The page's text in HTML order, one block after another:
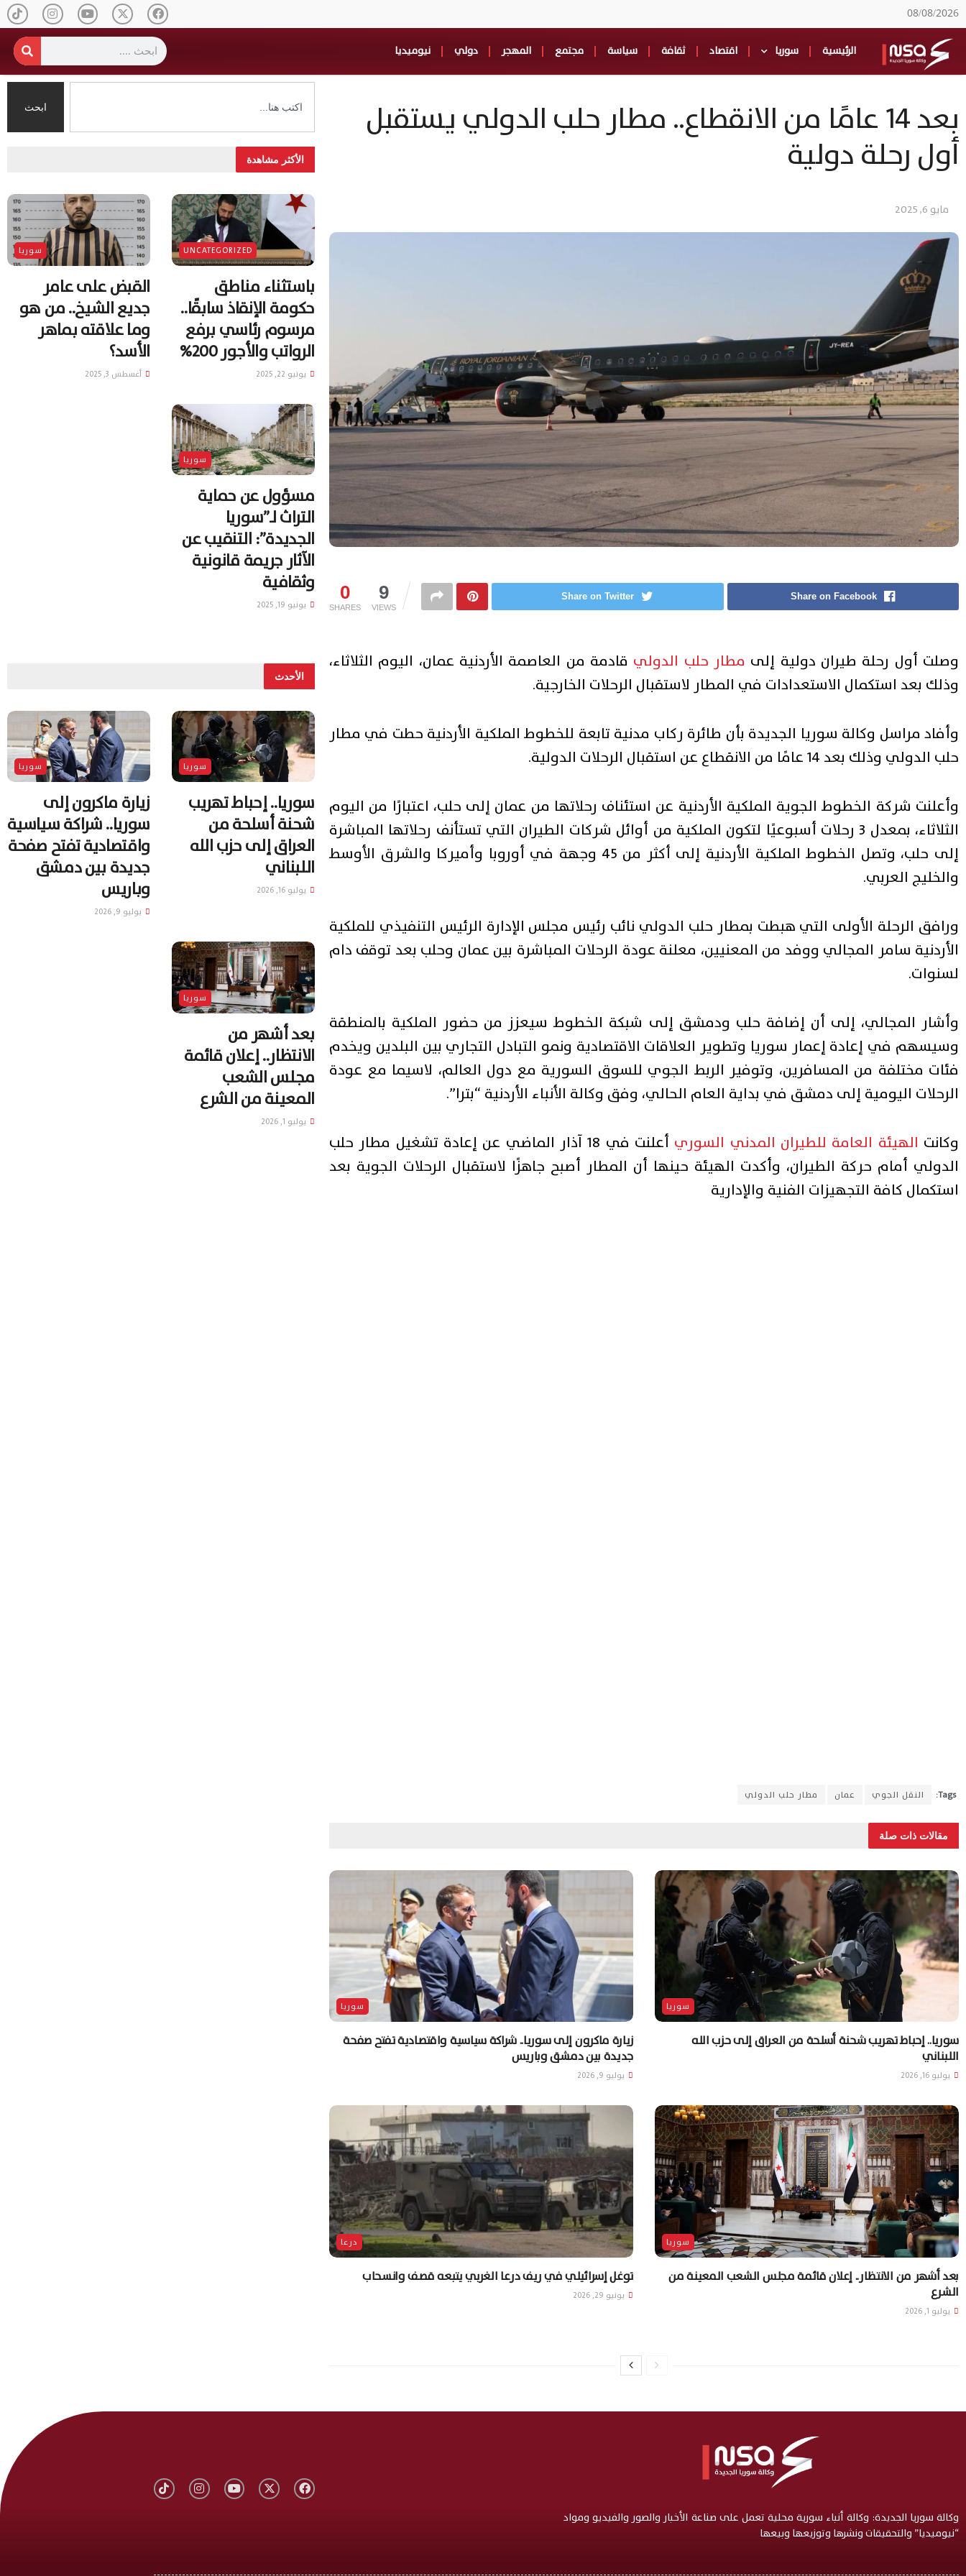
08/08/2026
الرئيسية سوريا اقتصاد ثقافة سياسة مجتمع المهجر دولي نيوميديا
بعد 14 عامًا من الانقطاع.. مطار حلب الدولي يستقبل
أول رحلة دولية
مايو 6, 2025
0
SHARES
9
VIEWS
Share on Facebook
Share on Twitter
وصلت أول رحلة طيران دولية إلى مطار حلب الدولي قادمة من العاصمة الأردنية عمان، اليوم الثلاثاء،
وذلك بعد استكمال الاستعدادات في المطار لاستقبال الرحلات الخارجية.
وأفاد مراسل وكالة سوريا الجديدة بأن طائرة ركاب مدنية تابعة للخطوط الملكية الأردنية حطت في مطار
حلب الدولي وذلك بعد 14 عامًا من الانقطاع عن استقبال الرحلات الدولية.
وأعلنت شركة الخطوط الجوية الملكية الأردنية عن استئناف رحلاتها من عمان إلى حلب، اعتبارًا من اليوم
الثلاثاء، بمعدل 3 رحلات أسبوعيًا لتكون الملكية من أوائل شركات الطيران التي تستأنف رحلاتها المباشرة
إلى حلب، وتصل الخطوط الملكية الأردنية إلى أكثر من 45 وجهة في أوروبا وأميركا والشرق الأوسط
والخليج العربي.
ورافق الرحلة الأولى التي هبطت بمطار حلب الدولي نائب رئيس مجلس الإدارة الرئيس التنفيذي للملكية
الأردنية سامر المجالي ووفد من المعنيين، معلنة عودة الرحلات المباشرة بين عمان وحلب بعد توقف دام
لسنوات.
وأشار المجالي، إلى أن إضافة حلب ودمشق إلى شبكة الخطوط سيعزز من حضور الملكية بالمنطقة
وسيسهم في إعادة إعمار سوريا وتطوير العلاقات الاقتصادية ونمو التبادل التجاري بين البلدين ويخدم
فئات مختلفة من المسافرين، وتوفير الربط الجوي للسوق السورية مع دول العالم، لاسيما مع عودة
الرحلات اليومية إلى دمشق في بداية العام الحالي، وفق وكالة الأنباء الأردنية “بترا”.
وكانت الهيئة العامة للطيران المدني السوري
أعلنت في 18 آذار الماضي عن إعادة تشغيل مطار حلب
الدولي أمام حركة الطيران، وأكدت الهيئة حينها أن المطار أصبح جاهزًا لاستقبال الرحلات الجوية بعد
استكمال كافة التجهيزات الفنية والإدارية
Tags: النقل الجوي عمان مطار حلب الدولي
مقالات ذات صلة
سوريا
سوريا.. إحباط تهريب شحنة أسلحة من العراق إلى حزب الله
اللبناني
يوليو 16, 2026
سوريا
زيارة ماكرون إلى سوريا.. شراكة سياسية واقتصادية تفتح صفحة
جديدة بين دمشق وباريس
يوليو 9, 2026
سوريا
بعد أشهر من الانتظار.. إعلان قائمة مجلس الشعب المعينة من
الشرع
يوليو 1, 2026
درعا
توغل إسرائيلي في ريف درعا الغربي يتبعه قصف وانسحاب
يونيو 29, 2026
ابحث
الأكثر مشاهدة
UNCATEGORIZED
باستثناء مناطق
حكومة الإنقاذ سابقًا..
مرسوم رئاسي برفع
الرواتب والأجور 200%
يونيو 22, 2025
سوريا
القبض على عامر
جديع الشيخ.. من هو
وما علاقته بماهر
الأسد؟
أغسطس 3, 2025
سوريا
مسؤول عن حماية
التراث لـ”سوريا
الجديدة”: التنقيب عن
الآثار جريمة قانونية
وثقافية
يونيو 19, 2025
الأحدث
سوريا
سوريا.. إحباط تهريب
شحنة أسلحة من
العراق إلى حزب الله
اللبناني
يوليو 16, 2026
سوريا
زيارة ماكرون إلى
سوريا.. شراكة سياسية
واقتصادية تفتح صفحة
جديدة بين دمشق
وباريس
يوليو 9, 2026
سوريا
بعد أشهر من
الانتظار.. إعلان قائمة
مجلس الشعب
المعينة من الشرع
يوليو 1, 2026
وكالة سوريا الجديدة: وكالة أنباء سورية محلية تعمل على صناعة الأخبار والصور والفيديو ومواد
“نيوميديا” والتحقيقات ونشرها وتوزيعها وبيعها